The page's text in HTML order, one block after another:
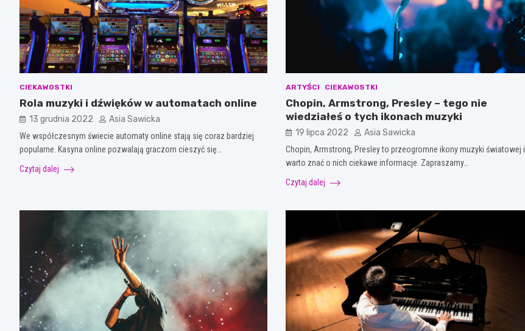
CIEKAWOSTKI
Rola muzyki i dźwięków w automatach online
13 grudnia 2022 Asia Sawicka
We współczesnym świecie automaty online stają się coraz bardziej
popularne. Kasyna online pozwalają graczom cieszyć się…
Czytaj dalej
ARTYŚCI CIEKAWOSTKI
Chopin, Armstrong, Presley – tego nie
wiedziałeś o tych ikonach muzyki
19 lipca 2022 Asia Sawicka
Chopin, Armstrong, Presley to przeogromne ikony muzyki światowej i
warto znać o nich ciekawe informacje. Zapraszamy…
Czytaj dalej